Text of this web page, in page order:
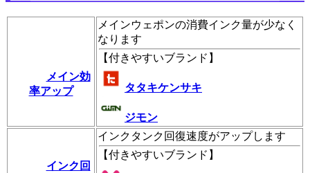
メイン効
率アップ
メインウェポンの消費インク量が少なく
なります
【付きやすいブランド 】
タタキケンサキ
ジモン
インク回
インクタンク回復速度がアップします
【付きやすいブランド 】